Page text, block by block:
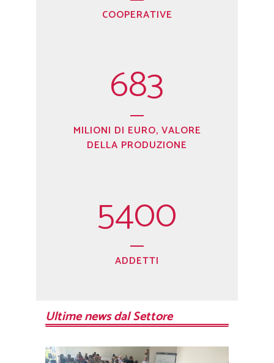
COOPERATIVE
683
MILIONI DI EURO, VALORE
DELLA PRODUZIONE
5400
ADDETTI
Ultime news dal Settore